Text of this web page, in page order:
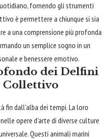
fornendo gli strumenti
è permettere a chiunque si sia
a una comprensione più profonda
un semplice sogno in un
e benessere emotivo.
dei Delfini
fin dall'alba dei tempi. La loro
opere d'arte di diverse culture
Questi animali marini